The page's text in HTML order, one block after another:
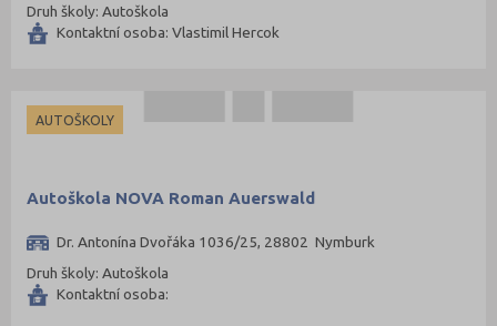
Liberec (138)
Litoměřice (104)
Mělník (80)
Nový Jičín (118)
Nymburk (89)
Druh školy: Autoškola
Kontaktní osoba: Vlastimil Hercok
AUTOŠKOLY
Autoškola NOVA Roman Auerswald
Dr. Antonína Dvořáka 1036/25, 28802 Nymburk
Druh školy: Autoškola
Kontaktní osoba: